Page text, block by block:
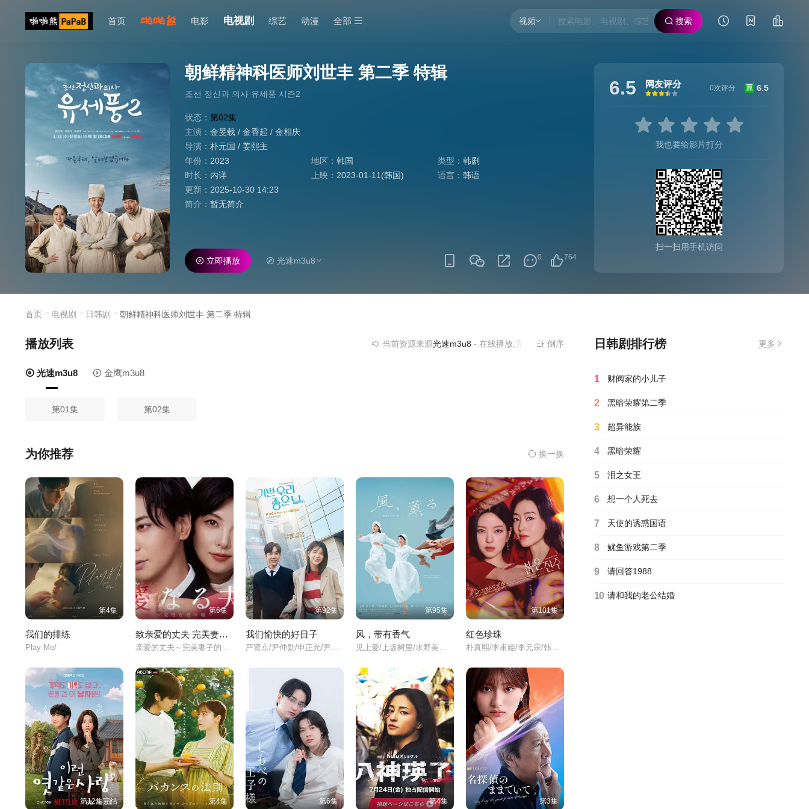
视频 搜索
首页 电影 电视剧 综艺 动漫 全部
朝鲜精神科医师刘世丰 第二季 特辑
조선 정신과 의사 유세풍 시즌2
状态： 第02集
主演： 金旻载 / 金香起 / 金相庆
导演： 朴元国 / 姜熙主
年份： 2023 地区： 韩国 类型： 韩剧
时长： 内详 上映： 2023-01-11(韩国) 语言： 韩语
更新： 2025-10-30 14:23
简介： 暂无简介
764
0
立即播放 光速m3u8
6.5 网友评分
很差
较差还行推荐力荐
豆 6.5
0次评分
我也要给影片打分
扫一扫用手机访问
首页 电视剧 日韩剧 朝鲜精神科医师刘世丰 第二季 特辑
播放列表 当前资源来源光速m3u8- 在线播放,无需安装播放器倒序
光速m3u8 金鹰m3u8
第01集 第02集
为你推荐 换一换
第4集
我们的排练
Play Me/
第6集
致亲爱的丈夫 完美妻子的谎言
亲爱的丈夫～完美妻子的谎言～/
第92集
我们愉快的好日子
严贤京/尹仲勋/申正允/尹多英/金惠玉/鲜于在德/尹多勋/文喜京/李商淑/郑孝彬/李家豪/郑永琡/
第95集
风，带有香气
见上爱/上坂树里/水野美纪/早坂美海/小林隆/小林虎之介/津崎史郎/岩瀬顕子/三浦贵大/根岸季衣/大岛美幸/义达祐未/たくや/原田泰造/北村一辉/佐野晶哉/藤原季节/林裕太/坂东弥十郎/内田慈/小倉史也/片冈鹤太郎/松金米子/广冈由里子/春海四方/多部未华子/高岛政宏/二田絢乃/中田青渚/井上向日葵/丸山礼/研直子/生田绘梨花/菊池亚希子/中井友望/木越明/原嶋凛/玄理/伊势志摩/古川雄大/坂口涼太郎/平野生成/森田甘路/猫背椿/饭尾和树/若林时英/村上穂乃佳/东野绚香/大河原次郎/野添义弘/筒井道隆/仲/
第101集
红色珍珠
朴真熙/李甫姫/李元宗/韩振熙/李应敬/李代延/金惠仙/金宣敬/이정용/채빈/
第12集完结 第4集 第6集 第4集 第3集
日韩剧排行榜 更多
1 财阀家的小儿子
2 黑暗荣耀第二季
3 超异能族
4 黑暗荣耀
5 泪之女王
6 想一个人死去
7 天使的诱惑国语
8 鱿鱼游戏第二季
9 请回答1988
10 请和我的老公结婚